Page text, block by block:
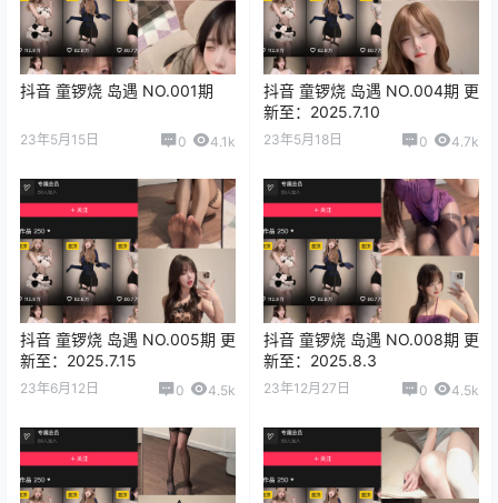
抖音 童锣烧 岛遇 NO.001期
23年5月15日 0 4.1k
抖音 童锣烧 岛遇 NO.004期 更
新至：2025.7.10
23年5月18日 0 4.7k
抖音 童锣烧 岛遇 NO.005期 更
新至：2025.7.15
23年6月12日 0 4.5k
抖音 童锣烧 岛遇 NO.008期 更
新至：2025.8.3
23年12月27日 0 4.5k